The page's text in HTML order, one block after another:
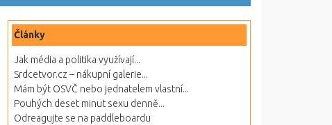
Články
Jak média a politika využívají...
Srdcetvor.cz – nákupní galerie...
Mám být OSVČ nebo jednatelem vlastní...
Pouhých deset minut sexu denně...
Odreagujte se na paddleboardu